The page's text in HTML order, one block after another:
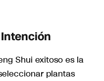
Shui exitoso es la
plantas